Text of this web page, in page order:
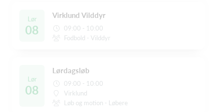
Lør
08
Virklund Vilddyr
09:00 - 10:00
Fodbold - Vilddyr
Lør
08
Lørdagsløb
09:00 - 10:00
Virklund
Løb og motion - Løbere